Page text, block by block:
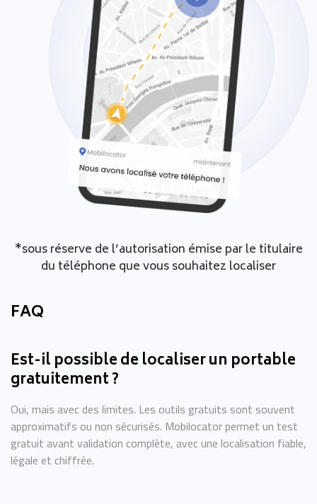
*sous réserve de l’autorisation émise par le titulaire
du téléphone que vous souhaitez localiser
FAQ
Est-il possible de localiser un portable
gratuitement ?
Oui, mais avec des limites. Les outils gratuits sont souvent
approximatifs ou non sécurisés. Mobilocator permet un test
gratuit avant validation complète, avec une localisation fiable,
légale et chiffrée.